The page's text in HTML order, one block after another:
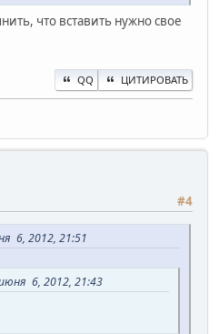
что вставить нужно свое
QQ ЦИТИРОВАТЬ
#4
6, 2012, 21:51
6, 2012, 21:43